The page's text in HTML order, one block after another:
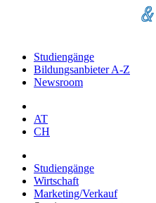
Studiengänge
Bildungsanbieter A-Z
Newsroom
AT
CH
Studiengänge
Wirtschaft
Marketing/Verkauf